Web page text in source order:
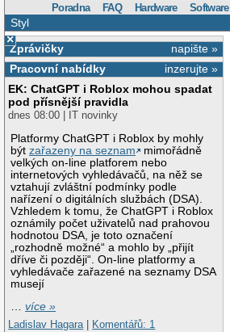
Poradna FAQ Hardware Software
Styl
×
napište »
Zprávičky
inzerujte »
Pracovní nabídky
EK: ChatGPT i Roblox mohou spadat
pod přísnější pravidla
dnes 08:00 | IT novinky
Platformy ChatGPT i Roblox by mohly
býtzařazeny na seznam
mimořádně
velkých on-line platforem nebo
internetových vyhledávačů, na něž se
vztahují zvláštní podmínky podle
nařízení o digitálních službách (DSA).
Vzhledem k tomu, že ChatGPT i Roblox
oznámily počet uživatelů nad prahovou
hodnotou DSA, je toto označení
„rozhodně možné“ a mohlo by „přijít
dříve či později“. On-line platformy a
vyhledávače zařazené na seznamy DSA
musejí
…více »
Ladislav Hagara
Komentářů: 1